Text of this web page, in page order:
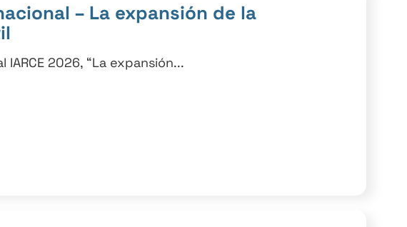
– La expansión de la
2026, “La expansión...